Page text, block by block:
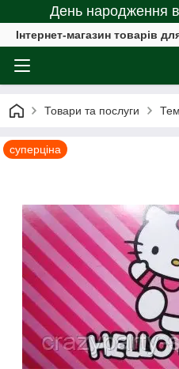
День народження в
Інтернет-магазин товарів
Товари та послуги
суперціна